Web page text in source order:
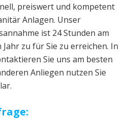
preiswert und kompetent
Anlagen. Unser
ist 24 Stunden am
zu für Sie zu erreichen. In
Sie uns am besten
Anliegen nutzen Sie